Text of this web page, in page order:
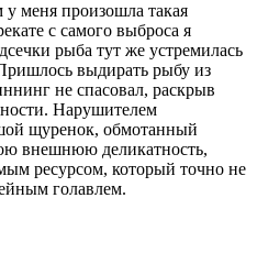
меня произошла такая
с самого выброса я
рыба тут же устремилась
выдирать рыбу из
не спасовал, раскрыв
Нарушителем
щуренок, обмотанный
внешнюю деликатность,
ресурсом, который точно не
голавлем.